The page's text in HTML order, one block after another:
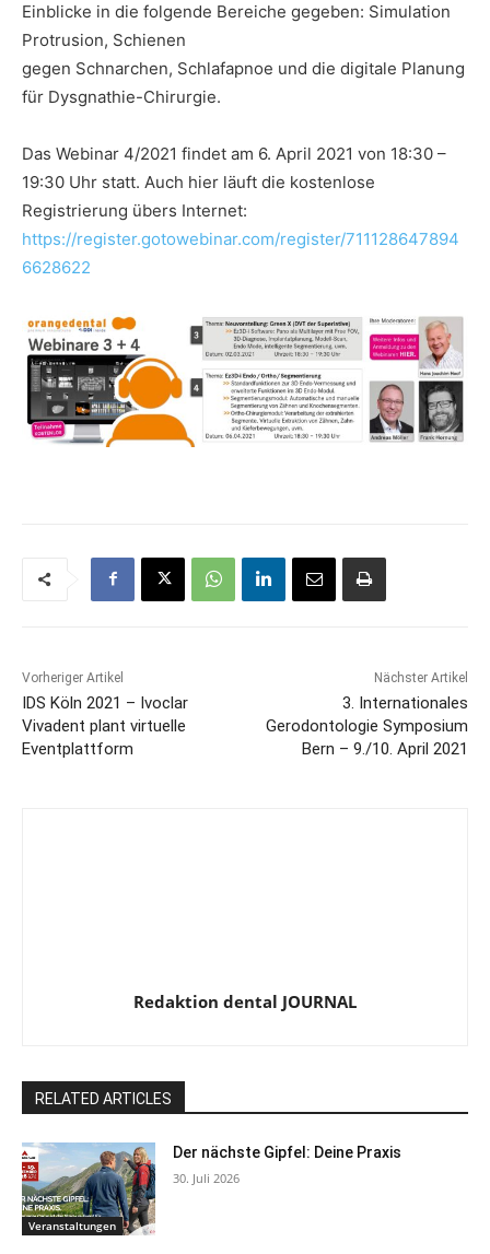
Einblicke in die folgende Bereiche gegeben: Simulation
Protrusion, Schienen
gegen Schnarchen, Schlafapnoe und die digitale Planung
für Dysgnathie-Chirurgie.
Das Webinar 4/2021 findet am 6. April 2021 von 18:30 –
19:30 Uhr statt. Auch hier läuft die kostenlose
Registrierung übers Internet:
https://register.gotowebinar.com/register/711128647894
6628622
Vorheriger Artikel
IDS Köln 2021 – Ivoclar
Vivadent plant virtuelle
Eventplattform
Nächster Artikel
3. Internationales
Gerodontologie Symposium
Bern – 9./10. April 2021
Redaktion dental JOURNAL
RELATED ARTICLES
Veranstaltungen
Der nächste Gipfel: Deine Praxis
30. Juli 2026